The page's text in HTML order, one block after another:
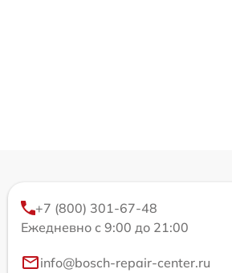
+7 (800) 301-67-48
Ежедневно с 9:00 до 21:00
info@bosch-repair-center.ru